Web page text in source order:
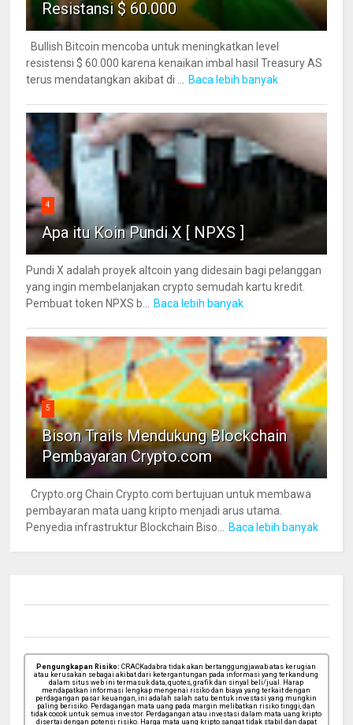
Resistansi $ 60.000
Bullish Bitcoin mencoba untuk meningkatkan level
resistensi $ 60.000 karena kenaikan imbal hasil Treasury AS
terus mendatangkan akibat di ...
Baca lebih banyak
4
Apa itu Koin Pundi X [ NPXS ]
Pundi X adalah proyek altcoin yang didesain bagi pelanggan
yang ingin membelanjakan crypto semudah kartu kredit.
Pembuat token NPXS b...
Baca lebih banyak
5
Bison Trails Mendukung Blockchain
Pembayaran Crypto.com
Crypto.org Chain Crypto.com bertujuan untuk membawa
pembayaran mata uang kripto menjadi arus utama.
Penyedia infrastruktur Blockchain Biso...
Baca lebih banyak
Pengungkapan Risiko: CRACKadabra tidak akan bertanggungjawab atas kerugian
atau kerusakan sebagai akibat dari ketergantungan pada informasi yang terkandung
dalam situs web ini termasuk data, quotes, grafik dan sinyal beli/jual. Harap
mendapatkan informasi lengkap mengenai risiko dan biaya yang terkait dengan
perdagangan pasar keuangan, ini adalah salah satu bentuk investasi yang mungkin
paling berisiko. Perdagangan mata uang pada margin melibatkan risiko tinggi, dan
tidak cocok untuk semua investor. Perdagangan atau investasi dalam mata uang kripto
disertai dengan potensi risiko. Harga mata uang kripto sangat tidak stabil dan dapat